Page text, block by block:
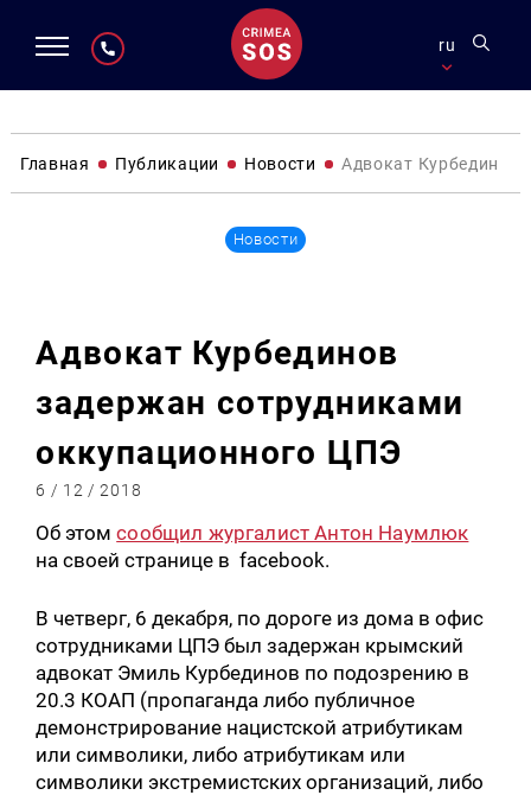
ru
Главная Публикации Новости Адвокат Курбединов
Новости
Адвокат Курбединов
задержан сотрудниками
оккупационного ЦПЭ
6 / 12 / 2018
Об этомсообщил жургалист Антон Наумлюк
на своей странице в facebook.
В четверг, 6 декабря, по дороге из дома в офис
сотрудниками ЦПЭ был задержан крымский
адвокат Эмиль Курбединов по подозрению в
20.3 КОАП (пропаганда либо публичное
демонстрирование нацистской атрибутикам
или символики, либо атрибутикам или
символики экстремистских организаций, либо